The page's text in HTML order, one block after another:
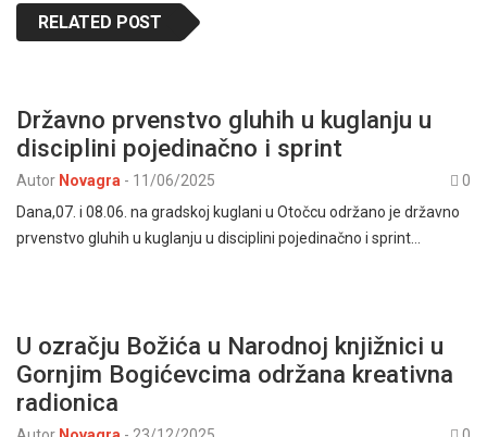
RELATED POST
Državno prvenstvo gluhih u kuglanju u
disciplini pojedinačno i sprint
Autor Novagra - 11/06/2025
0
Dana,07. i 08.06. na gradskoj kuglani u Otočcu održano je državno
prvenstvo gluhih u kuglanju u disciplini pojedinačno i sprint…
U ozračju Božića u Narodnoj knjižnici u
Gornjim Bogićevcima održana kreativna
radionica